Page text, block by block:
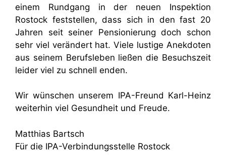
einem Rundgang in der neuen Inspektion
Rostock feststellen, dass sich in den fast 20
Jahren seit seiner Pensionierung doch schon
sehr viel verändert hat. Viele lustige Anekdoten
aus seinem Berufsleben ließen die Besuchszeit
leider viel zu schnell enden.
Wir wünschen unserem IPA-Freund Karl-Heinz
weiterhin viel Gesundheit und Freude.
Matthias Bartsch
Für die IPA-Verbindungsstelle Rostock